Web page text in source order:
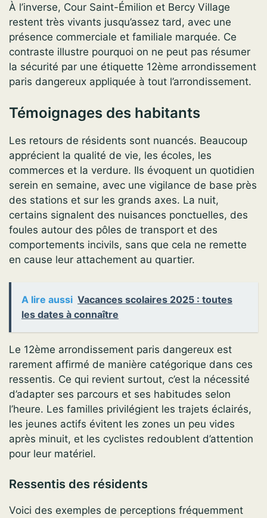
À l’inverse, Cour Saint-Émilion et Bercy Village
restent très vivants jusqu’assez tard, avec une
présence commerciale et familiale marquée. Ce
contraste illustre pourquoi on ne peut pas résumer
la sécurité par une étiquette 12ème arrondissement
paris dangereux appliquée à tout l’arrondissement.
Témoignages des habitants
Les retours de résidents sont nuancés. Beaucoup
apprécient la qualité de vie, les écoles, les
commerces et la verdure. Ils évoquent un quotidien
serein en semaine, avec une vigilance de base près
des stations et sur les grands axes. La nuit,
certains signalent des nuisances ponctuelles, des
foules autour des pôles de transport et des
comportements incivils, sans que cela ne remette
en cause leur attachement au quartier.
A lire aussi Vacances scolaires 2025 : toutes
les dates à connaître
Le 12ème arrondissement paris dangereux est
rarement affirmé de manière catégorique dans ces
ressentis. Ce qui revient surtout, c’est la nécessité
d’adapter ses parcours et ses habitudes selon
l’heure. Les familles privilégient les trajets éclairés,
les jeunes actifs évitent les zones un peu vides
après minuit, et les cyclistes redoublent d’attention
pour leur matériel.
Ressentis des résidents
Voici des exemples de perceptions fréquemment